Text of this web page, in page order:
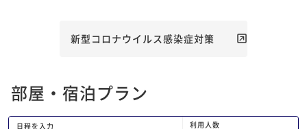
新型コロナウイルス感染症対策
部屋・宿泊プラン
日程を入力 利用人数